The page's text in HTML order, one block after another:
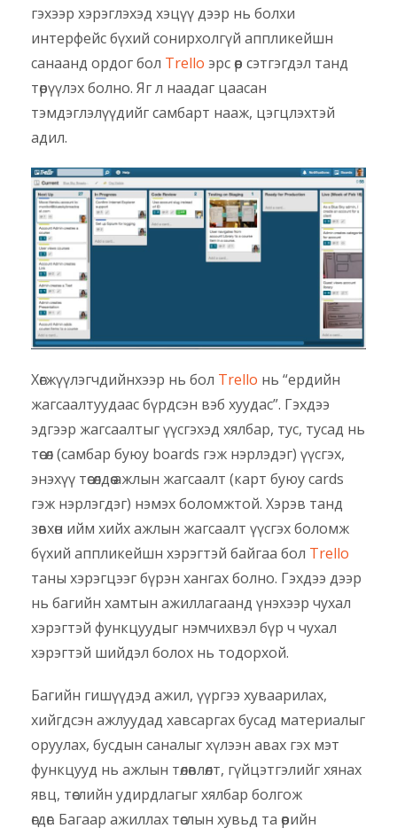
гэхээр хэрэглэхэд хэцүү дээр нь болхи
интерфейс бүхий сонирхолгүй аппликейшн
санаанд ордог бол Trello эрс өөр сэтгэгдэл танд
төрүүлэх болно. Яг л наадаг цаасан
тэмдэглэлүүдийг самбарт нааж, цэгцлэхтэй
адил.
Хөгжүүлэгчдийнхээр нь бол Trello нь “ердийн
жагсаалтуудаас бүрдсэн вэб хуудас”. Гэхдээ
эдгээр жагсаалтыг үүсгэхэд хялбар, тус, тусад нь
төсөл (самбар буюу boards гэж нэрлэдэг) үүсгэх,
энэхүү төсөлдөө ажлын жагсаалт (карт буюу cards
гэж нэрлэгдэг) нэмэх боломжтой. Хэрэв танд
зөвхөн ийм хийх ажлын жагсаалт үүсгэх боломж
бүхий аппликейшн хэрэгтэй байгаа бол Trello
таны хэрэгцээг бүрэн хангах болно. Гэхдээ дээр
нь багийн хамтын ажиллагаанд үнэхээр чухал
хэрэгтэй функцуудыг нэмчихвэл бүр ч чухал
хэрэгтэй шийдэл болох нь тодорхой.
Багийн гишүүдэд ажил, үүргээ хуваарилах,
хийгдсэн ажлуудад хавсаргах бусад материалыг
оруулах, бусдын саналыг хүлээн авах гэх мэт
функцууд нь ажлын төлөвлөлт, гүйцэтгэлийг хянах
явц, төслийн удирдлагыг хялбар болгож
өгдөг. Багаар ажиллах төслын хувьд та өөрийн